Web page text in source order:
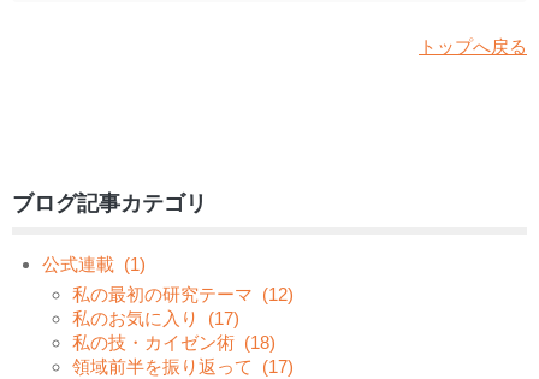
トップへ戻る
ブログ記事カテゴリ
公式連載 (1)
私の最初の研究テーマ (12)
私のお気に入り
(17)
私の技・カイゼン術 (18)
領域前半を振り返って
(17)